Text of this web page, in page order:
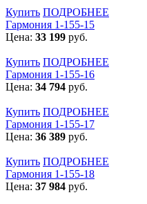
Купить ПОДРОБНЕЕ
Гармония 1-155-15
Цена: 33 199 руб.
Купить ПОДРОБНЕЕ
Гармония 1-155-16
Цена: 34 794 руб.
Купить ПОДРОБНЕЕ
Гармония 1-155-17
Цена: 36 389 руб.
Купить ПОДРОБНЕЕ
Гармония 1-155-18
Цена: 37 984 руб.